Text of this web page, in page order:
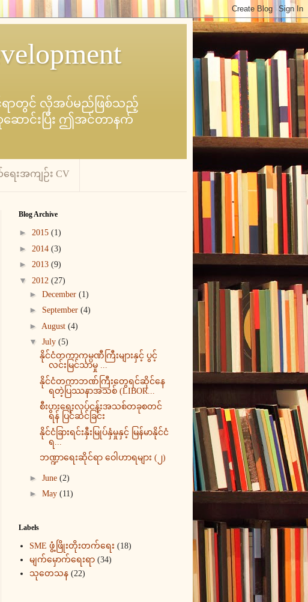
ြှင့်ရာတွင် လိုအပ်မည်ဖြစ်သည့်
ောင်းပြီး ဤအင်တာနက်
ေးအကျဉ်း CV
Blog Archive
► 2015 (1)
► 2014 (3)
► 2013 (9)
▼ 2012 (27)
► December (1)
► September (4)
► August (4)
▼ July (5)
နိုင်ငံတကာကုမ္ပဏီကြီးများနှင့် ပွင့်
လင်းမြင်သာမှု ...
နိုင်ငံတကာဘဏ်ကြီးတွေရင်ဆိုင်နေ
ရတဲ့ပြဿနာအသစ် (LIBOR...
စီးပွားရေးလုပ်ငန်းအသစ်တခုစတင်
ရန် ပြင်ဆင်ခြင်း
နိုင်ငံခြားရင်းနှီးမြုပ်နှံမှုနှင့် မြန်မာနိုင်ငံ
ရ...
ဘဏ္ဍာရေးဆိုင်ရာ ဝေါဟာရများ (၂)
► June (2)
► May (11)
Labels
SME ဖွံ့ဖြိုးတိုးတက်ရေး (18)
မျက်မှောက်ရေးရာ (34)
သုတေသန (22)